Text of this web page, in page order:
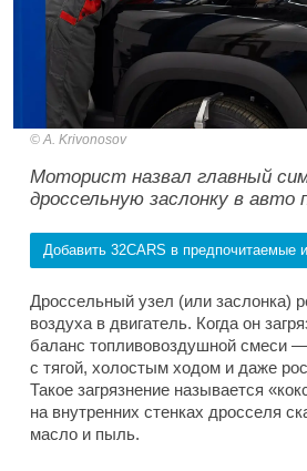
A. Krivonosov
Моторист назвал главный
дроссельную заслонку в авто
Добавить 32CARS в предпочитаемые
Дроссельный узел (или заслонка)
воздуха в двигатель. Когда он
баланс топливовоздушной смеси
с тягой, холостым ходом и даже
Такое загрязнение называется
на внутренних стенках дросселя
масло и пыль.